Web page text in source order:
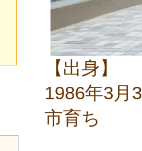
【出身】
1986年3
市育ち